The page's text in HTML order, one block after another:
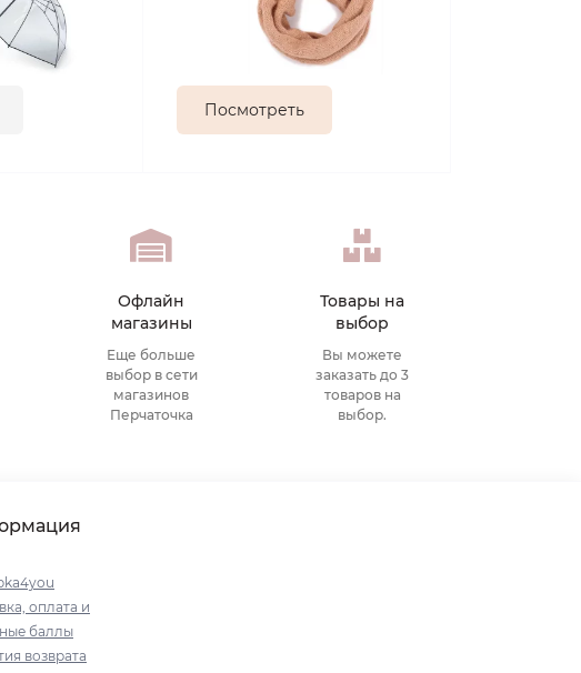
Посмотреть
Офлайн
магазины
Еще больше
выбор в сети
магазинов
Перчаточка
Товары на
выбор
Вы можете
заказать до 3
товаров на
выбор.
оплата и
баллы
возврата